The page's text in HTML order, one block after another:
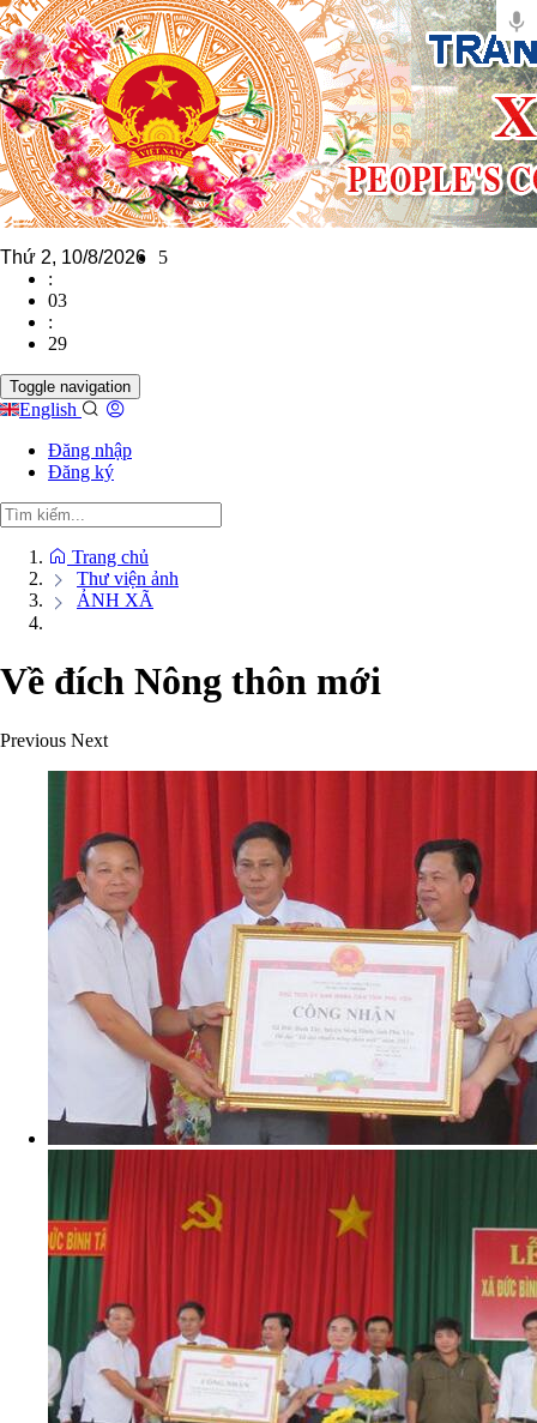
Thứ 2, 10/8/2026
5
:
03
:
30
Toggle navigation
English
Đăng nhập
Đăng ký
Trang chủ
Thư viện ảnh
ẢNH XÃ
Về đích Nông thôn mới
Previous Next